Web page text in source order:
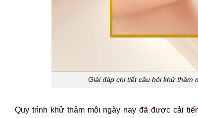
Giải đáp chi tiết câu hỏi khử thâm
Quy trình khử thâm môi ngày nay đã được cải